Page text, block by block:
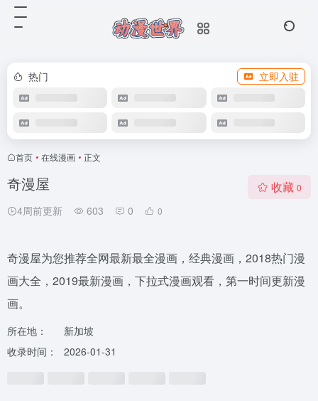
热门 立即入驻
首页 • 在线漫画 • 正文
奇漫屋
4周前更新 603 0 0
收藏 0
奇漫屋为您推荐全网最新最全漫画，经典漫画，2018热门漫
画大全，2019最新漫画，下拉式漫画观看，第一时间更新漫
画。
所在地：
新加坡
收录时间：
2026-01-31